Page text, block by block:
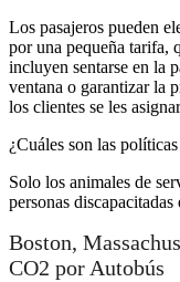
Los pasajeros pueden
por una pequeña tarifa,
incluyen sentarse en la
ventana o garantizar la
los clientes se les
¿Cuáles son las
Solo los animales de
personas
Boston,
CO2 por Autobús